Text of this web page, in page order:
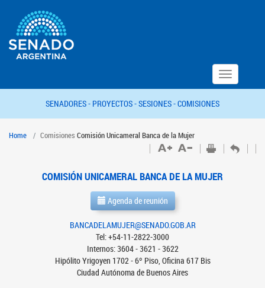
Toggle
navigation
SENADORES - PROYECTOS -SESIONES -COMISIONES
Home Comisiones Comisión Unicameral Banca de la Mujer
COMISIÓN UNICAMERAL BANCA DE LA MUJER
Agenda de reunión
BANCADELAMUJER@SENADO.GOB.AR
Tel: +54-11-2822-3000
Internos: 3604 - 3621 - 3622
Hipólito Yrigoyen 1702 - 6º Piso, Oficina 617 Bis
Ciudad Autónoma de Buenos Aires